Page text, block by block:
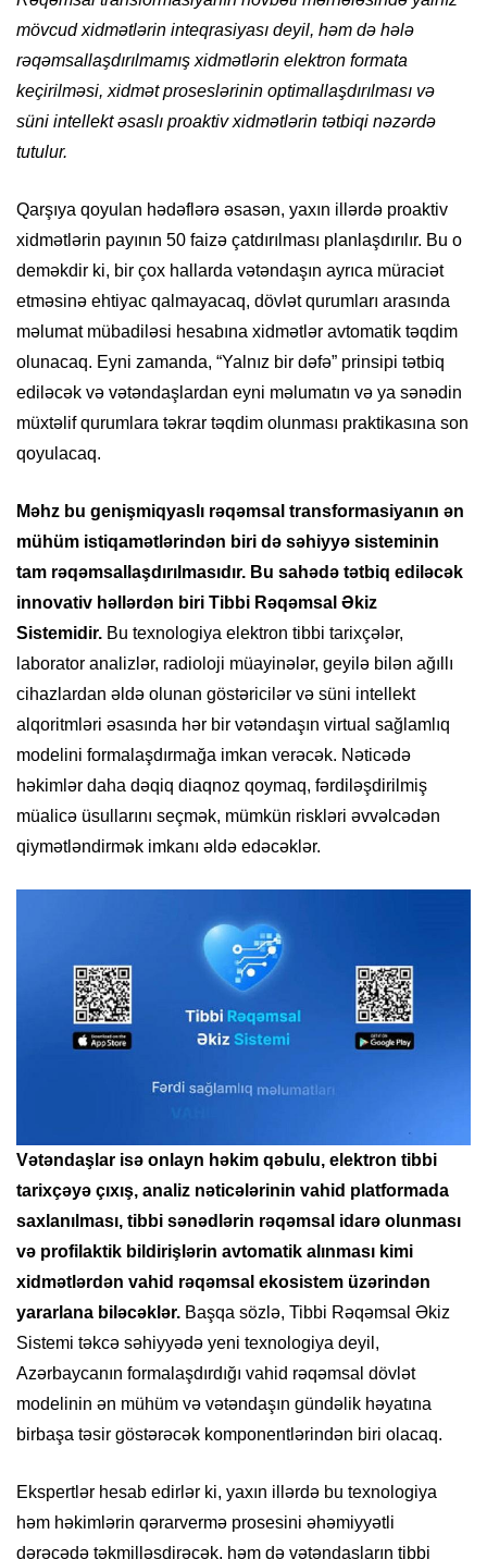
mövcud xidmətlərin inteqrasiyası deyil, həm də hələ
rəqəmsallaşdırılmamış xidmətlərin elektron formata
keçirilməsi, xidmət proseslərinin optimallaşdırılması və
süni intellekt əsaslı proaktiv xidmətlərin tətbiqi nəzərdə
tutulur.
Qarşıya qoyulan hədəflərə əsasən, yaxın illərdə proaktiv
xidmətlərin payının 50 faizə çatdırılması planlaşdırılır. Bu o
deməkdir ki, bir çox hallarda vətəndaşın ayrıca müraciət
etməsinə ehtiyac qalmayacaq, dövlət qurumları arasında
məlumat mübadiləsi hesabına xidmətlər avtomatik təqdim
olunacaq. Eyni zamanda, “Yalnız bir dəfə” prinsipi tətbiq
ediləcək və vətəndaşlardan eyni məlumatın və ya sənədin
müxtəlif qurumlara təkrar təqdim olunması praktikasına son
qoyulacaq.
Məhz bu genişmiqyaslı rəqəmsal transformasiyanın ən
mühüm istiqamətlərindən biri də səhiyyə sisteminin
tam rəqəmsallaşdırılmasıdır. Bu sahədə tətbiq ediləcək
innovativ həllərdən biri Tibbi Rəqəmsal Əkiz
Sistemidir. Bu texnologiya elektron tibbi tarixçələr,
laborator analizlər, radioloji müayinələr, geyilə bilən ağıllı
cihazlardan əldə olunan göstəricilər və süni intellekt
alqoritmləri əsasında hər bir vətəndaşın virtual sağlamlıq
modelini formalaşdırmağa imkan verəcək. Nəticədə
həkimlər daha dəqiq diaqnoz qoymaq, fərdiləşdirilmiş
müalicə üsullarını seçmək, mümkün riskləri əvvəlcədən
qiymətləndirmək imkanı əldə edəcəklər.
Vətəndaşlar isə onlayn həkim qəbulu, elektron tibbi
tarixçəyə çıxış, analiz nəticələrinin vahid platformada
saxlanılması, tibbi sənədlərin rəqəmsal idarə olunması
və profilaktik bildirişlərin avtomatik alınması kimi
xidmətlərdən vahid rəqəmsal ekosistem üzərindən
yararlana biləcəklər. Başqa sözlə, Tibbi Rəqəmsal Əkiz
Sistemi təkcə səhiyyədə yeni texnologiya deyil,
Azərbaycanın formalaşdırdığı vahid rəqəmsal dövlət
modelinin ən mühüm və vətəndaşın gündəlik həyatına
birbaşa təsir göstərəcək komponentlərindən biri olacaq.
Ekspertlər hesab edirlər ki, yaxın illərdə bu texnologiya
həm həkimlərin qərarvermə prosesini əhəmiyyətli
dərəcədə təkmilləşdirəcək, həm də vətəndaşların tibbi